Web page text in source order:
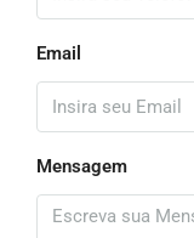
Email
Mensagem